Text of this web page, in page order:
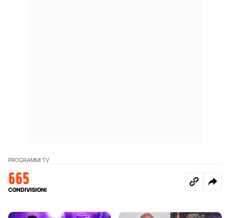
PROGRAMMI TV
665
CONDIVISIONI